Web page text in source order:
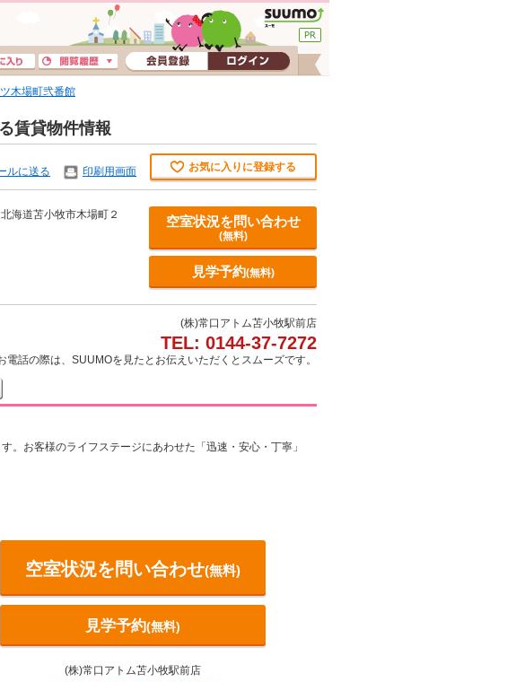
木場町弐番館
賃貸物件情報
ルに送る 印刷用画面 お気に入りに登録する
北海道苫小牧市木場町２ 空室状況を問い合わせ
(無料)
見学予約(無料)
(株)常口アトム苫小牧駅前店
TEL: 0144-37-7272
電話の際は、SUUMOを見たとお伝えいただくとスムーズです。
。お客様のライフステージにあわせた「迅速・安心・丁寧」
空室状況を問い合わせ(無料)
見学予約(無料)
(株)常口アトム苫小牧駅前店